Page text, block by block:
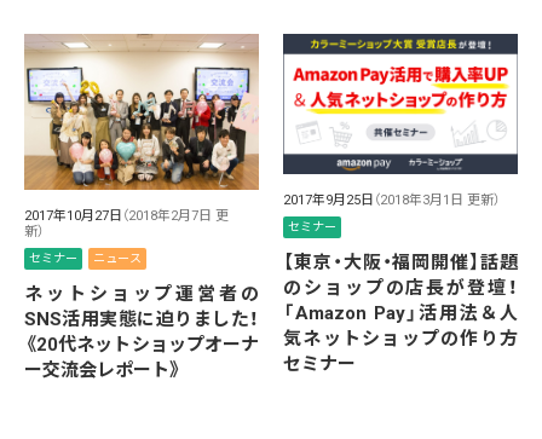
2017年10月27日 （2018年2月7日 更
新）
セミナー ニュース
ネットショップ運営者の
SNS活用実態に迫りました！
《20代ネットショップオーナ
ー交流会レポート》
2017年9月25日 （2018年3月1日 更新）
セミナー
【東京・大阪・福岡開催】話題
のショップの店長が登壇！
「Amazon Pay」活用法＆人
気ネットショップの作り方
セミナー